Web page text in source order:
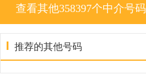
查看其他358397个中介号码
推荐的其他号码